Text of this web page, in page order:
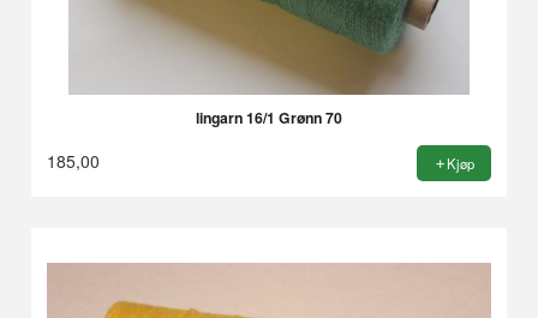
lingarn 16/1 Grønn 70
185,00 Kjøp